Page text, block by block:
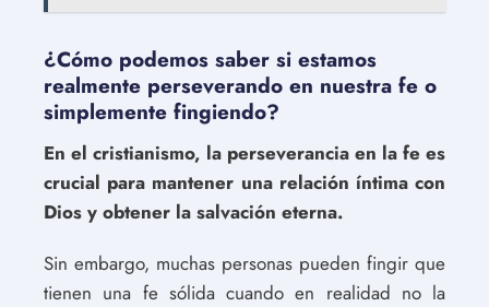
¿Cómo podemos saber si estamos
realmente perseverando en nuestra fe o
simplemente fingiendo?
En el cristianismo, la perseverancia en la fe es
crucial para mantener una relación íntima con
Dios y obtener la salvación eterna.
Sin embargo, muchas personas pueden fingir que
tienen una fe sólida cuando en realidad no la